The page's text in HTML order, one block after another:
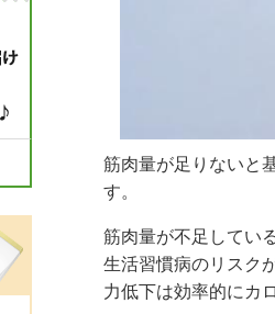
筋肉量が足りないと
す。
筋肉量が不足してい
生活習慣病のリスク
力低下は効率的にカ